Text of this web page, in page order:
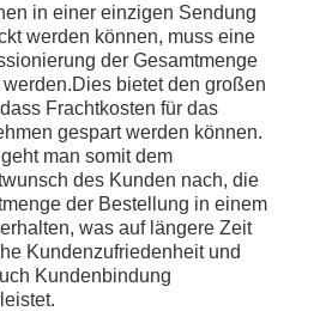
in einer einzigen Sendung
werden können, muss eine
der Gesamtmenge
bietet den großen
Frachtkosten für das
gespart werden können.
man somit dem
des Kunden nach, die
der Bestellung in einem
was auf längere Zeit
Kundenzufriedenheit und
Kundenbindung